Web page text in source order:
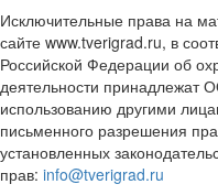
Исключительные права на
сайте www.tverigrad.ru, в
Российской Федерации об
деятельности
использованию другими
письменного разрешения
установленных
прав: info@tverigrad.ru